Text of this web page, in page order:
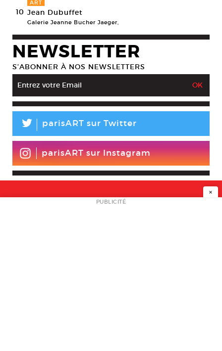
10
ART
Jean Dubuffet
Galerie Jeanne Bucher Jaeger,
NEWSLETTER
S’ABONNER À NOS NEWSLETTERS
L parisART sur Twitter
parisART sur Instagram
NEWSLETTER
×
PUBLICITÉ